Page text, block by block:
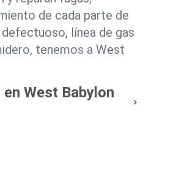
de cada parte de
línea de gas
tenemos a West
West Babylon